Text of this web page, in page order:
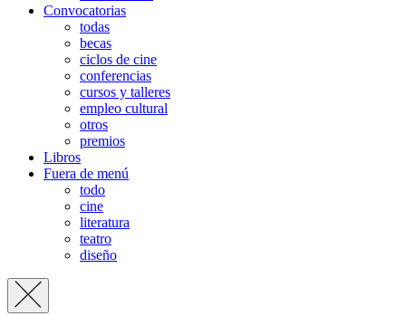
Convocatorias
todas
becas
ciclos de cine
conferencias
cursos y talleres
empleo cultural
otros
premios
Libros
Fuera de menú
todo
cine
literatura
teatro
diseño